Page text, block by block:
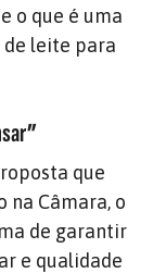
o que é uma
leite para
que
na Câmara, o
de garantir
e qualidade